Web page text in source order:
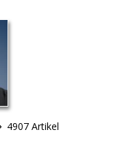
4907 Artikel